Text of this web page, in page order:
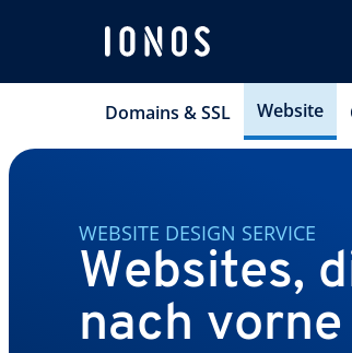
Domains & SSL Website
WEBSITE DESIGN SERVICE
Websites,
nach